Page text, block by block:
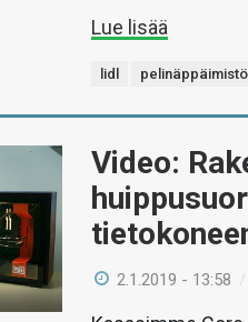
Lue lisää
lidl pelinäppäimistö
Video:
2.1.2019 - 13:58